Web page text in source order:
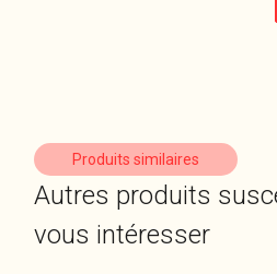
Produits similaires
Autres produits
vous intéresser